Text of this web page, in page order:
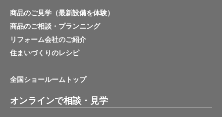
商品のご見学（最新設備を体験）
商品のご相談・プランニング
リフォーム会社のご紹介
住まいづくりのレシピ
全国ショールームトップ
オンラインで相談・見学